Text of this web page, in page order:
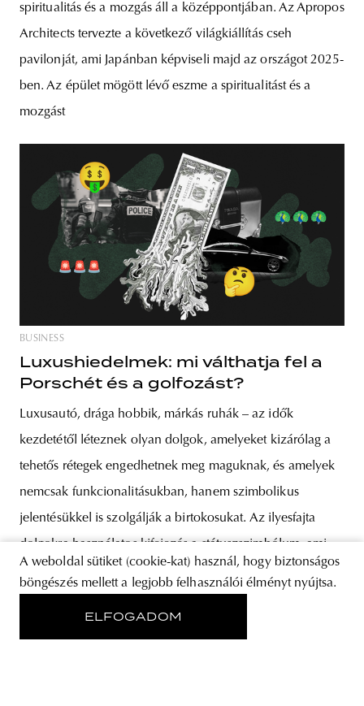
spiritualitás és a mozgás áll a középpontjában. Az Apropos
Architects tervezte a következő világkiállítás cseh
pavilonját, ami Japánban képviseli majd az országot 2025-
ben. Az épület mögött lévő eszme a spiritualitást és a
mozgást
BUSINESS
Luxushiedelmek: mi válthatja fel a
Porschét és a golfozást?
Luxusautó, drága hobbik, márkás ruhák – az idők
kezdetétől léteznek olyan dolgok, amelyeket kizárólag a
tehetős rétegek engedhetnek meg maguknak, és amelyek
nemcsak funkcionalitásukban, hanem szimbolikus
jelentésükkel is szolgálják a birtokosukat. Az ilyesfajta
dolgokra használatos kifejezés a státuszszimbólum, ami
szavak nélkül elárulja a tulajdonosáról, hogy az minden
bizonnyal rendelkezik bizonyos mennyiségű
A weboldal sütiket (cookie-kat) használ, hogy biztonságos
böngészés mellett a legjobb felhasználói élményt nyújtsa.
ELFOGADOM